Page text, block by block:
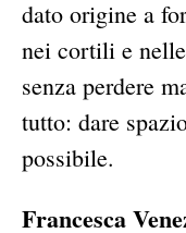
dato origine a
nei cortili e
senza perdere
tutto: dare
possibile.
Francesca